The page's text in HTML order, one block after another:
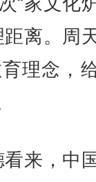
离。周
理念，
来，中